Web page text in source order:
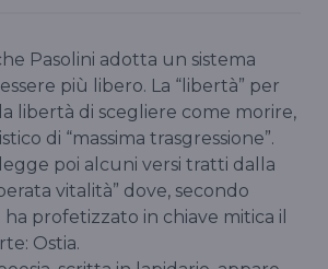
Pasolini adotta un sistema
più libero. La “libertà” per
libertà di scegliere come morire,
di “massima trasgressione”.
poi alcuni versi tratti dalla
vitalità” dove, secondo
ha profetizzato in chiave mitica il
Ostia.